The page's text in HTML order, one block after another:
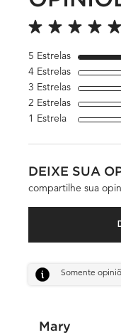
5 out of 5 stars.
5 Estrelas
4 Estrelas
3 Estrelas
2 Estrelas
1 Estrela
DEIXE SUA
compartilhe sua
Somente
Mary